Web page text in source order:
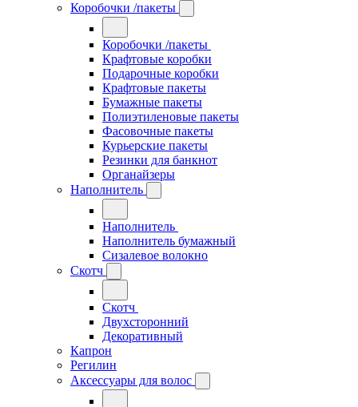
Коробочки /пакеты
Коробочки /пакеты
Крафтовые коробки
Подарочные коробки
Крафтовые пакеты
Бумажные пакеты
Полиэтиленовые пакеты
Фасовочные пакеты
Курьерские пакеты
Резинки для банкнот
Органайзеры
Наполнитель
Наполнитель
Наполнитель бумажный
Сизалевое волокно
Скотч
Скотч
Двухсторонний
Декоративный
Капрон
Регилин
Аксессуары для волос